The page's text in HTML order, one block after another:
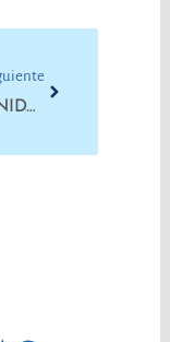
TEJER UNIDAD Y GENERAR FUERZA OBRERA CONTRA EL AJUSTE